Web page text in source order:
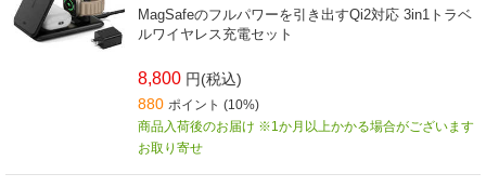
MagSafeのフルパワーを引き出すQi2対応 3in1トラベ
ルワイヤレス充電セット
8,800 円(税込)
880 ポイント (10%)
商品入荷後のお届け ※1か月以上かかる場合がございます
お取り寄せ